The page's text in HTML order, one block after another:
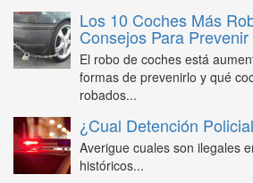
Los 10 Coches Más
Consejos Para
El robo de coches está
formas de prevenirlo y qué
robados...
¿Cual Detención
Averigue cuales son ilegales
históricos...